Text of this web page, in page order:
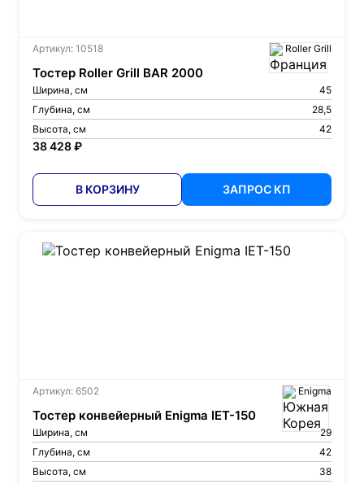
Артикул: 10518 Roller Grill
Тостер Roller Grill BAR 2000
Ширина, см
45
Глубина, см
28,5
Высота, см
42
38 428 ₽
В КОРЗИНУ ЗАПРОС КП
Артикул: 6502 Enigma
Тостер конвейерный Enigma IET-150
Ширина, см
29
Глубина, см
42
Высота, см
38